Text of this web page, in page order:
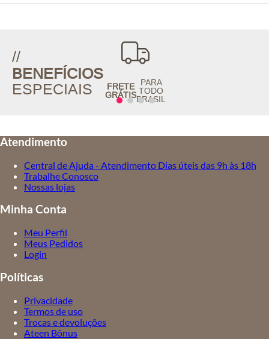
//
BENEFÍCIOS
ESPECIAIS
FRETE
GRÁTIS
PARA
TODO
BRASIL
Atendimento
Central de Ajuda - Atendimento Dias úteis das 9h às 18h
Trabalhe Conosco
Nossas lojas
Minha Conta
Meu Perfil
Meus Pedidos
Login
Políticas
Privacidade
Termos de uso
Trocas e devoluções
Ateen Bônus